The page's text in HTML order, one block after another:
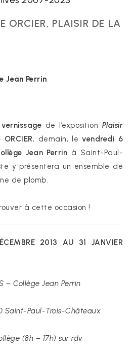
ORCIER, PLAISIR DE LA
Jean Perrin
vernissage de l’exposition Plaisir
ORCIER, demain, levendredi 6
Jean Perrin à Saint-Paul-
y présentera un ensemble de
de plomb.
à cette occasion !
2013 AU 31 JANVIER
– Collège Jean Perrin
Saint-Paul-Trois-Châteaux
(8h – 17h) sur rdv